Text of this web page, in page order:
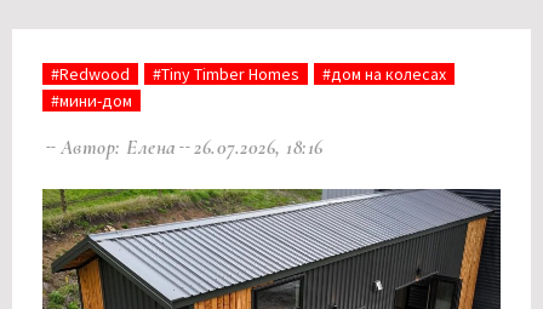
#Redwood #Tiny Timber Homes
#дом на колесах
#мини-дом
Автор: Елена 26.07.2026, 18:16